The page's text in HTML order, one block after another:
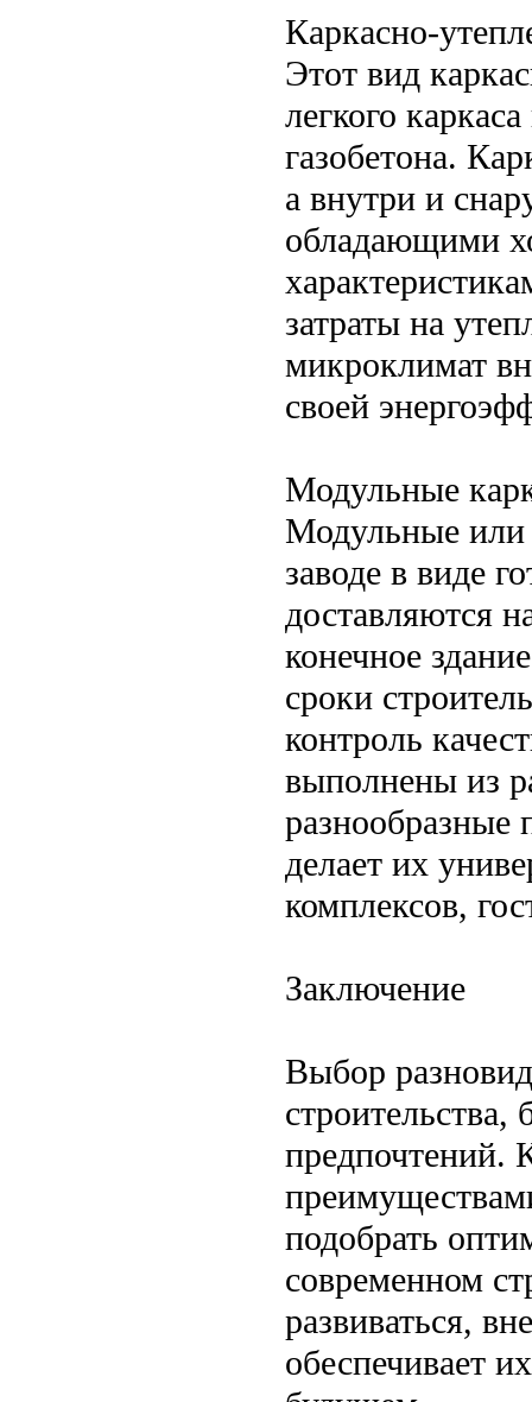
Каркасно-
Этот вид
легкого
газобетона.
а внутри и
обладающими
затраты на
микроклимат
своей
Модульные
Модульные или
заводе в виде
доставляются
конечное
сроки
контроль
выполнены из
разнообразные
делает их
комплексов,
Заключение
Выбор
предпочтений.
подобрать
современном
развиваться,
обеспечивает